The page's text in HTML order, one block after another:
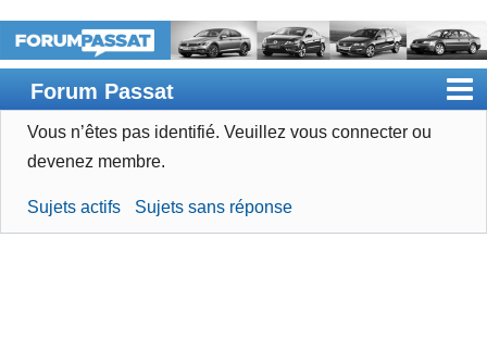
Forum Passat
Accueil
Devenir membre
Vous n’êtes pas identifié. Veuillez vous connecter ou
devenez membre.
Sujets actifs Sujets sans réponse